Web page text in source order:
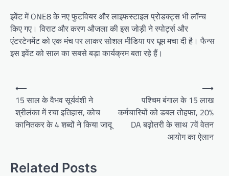
इवेंट में ONE8 के नए फुटवियर और लाइफस्टाइल प्रोडक्ट्स भी लॉन्च
किए गए। विराट और करण औजला की इस जोड़ी ने स्पोर्ट्स और
एंटरटेनमेंट को एक मंच पर लाकर सोशल मीडिया पर धूम मचा दी है। फैन्स
इस इवेंट को साल का सबसे बड़ा कार्यक्रम बता रहे हैं।
Post
navigation
⟵
15 साल के वैभव सूर्यवंशी ने
श्रीलंका में रचा इतिहास, कोच
कानितकर के 4 शब्दों ने किया जादू
पश्चिम बंगाल के 15 लाख
कर्मचारियों को डबल तोहफा, 20%
DA बढ़ोतरी के साथ 7वें वेतन
आयोग का ऐलान
⟶
Related Posts